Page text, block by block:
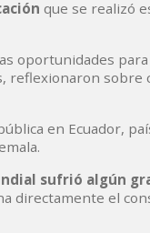
que se realizó
oportunidades
reflexionaron
en Ecuador,
sufrió algún
directamente el